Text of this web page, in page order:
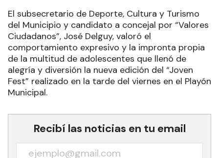
El subsecretario de Deporte, Cultura y Turismo
del Municipio y candidato a concejal por “Valores
Ciudadanos”, José Delguy, valoró el
comportamiento expresivo y la impronta propia
de la multitud de adolescentes que llenó de
alegría y diversión la nueva edición del “Joven
Fest” realizado en la tarde del viernes en el Playón
Municipal.
Recibí las noticias en tu email